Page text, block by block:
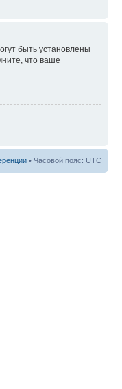
быть установлены
что ваше
• Часовой пояс: UTC